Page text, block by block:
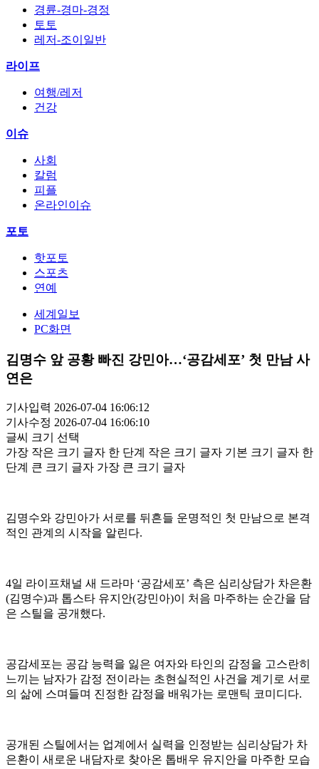
경륜-경마-경정
토토
레저-조이일반
라이프
여행/레저
건강
이슈
사회
칼럼
피플
온라인이슈
포토
핫포토
스포츠
연예
세계일보
PC화면
김명수 앞 공황 빠진 강민아…‘공감세포’ 첫 만남 사
연은
기사입력 2026-07-04 16:06:12
기사수정 2026-07-04 16:06:10
글씨 크기 선택
가장 작은 크기 글자 한 단계 작은 크기 글자 기본 크기 글자 한
단계 큰 크기 글자 가장 큰 크기 글자
김명수와 강민아가 서로를 뒤흔들 운명적인 첫 만남으로 본격
적인 관계의 시작을 알린다.
4일 라이프채널 새 드라마 ‘공감세포’ 측은 심리상담가 차은환
(김명수)과 톱스타 유지안(강민아)이 처음 마주하는 순간을 담
은 스틸을 공개했다.
공감세포는 공감 능력을 잃은 여자와 타인의 감정을 고스란히
느끼는 남자가 감정 전이라는 초현실적인 사건을 계기로 서로
의 삶에 스며들며 진정한 감정을 배워가는 로맨틱 코미디다.
공개된 스틸에서는 업계에서 실력을 인정받는 심리상담가 차
은환이 새로운 내담자로 찾아온 톱배우 유지안을 마주한 모습